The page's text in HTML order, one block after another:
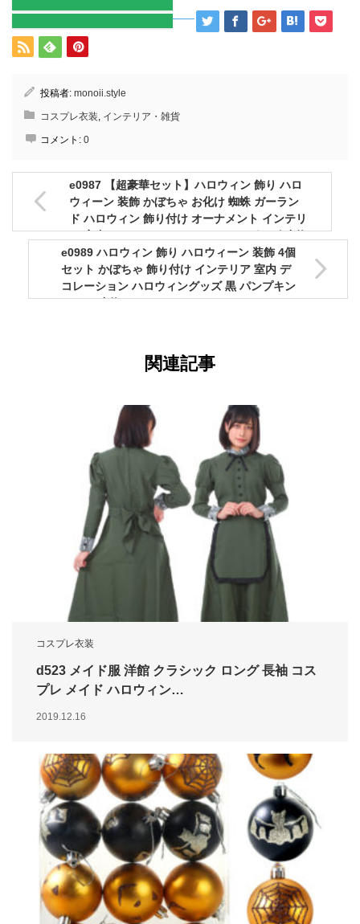
投稿者: monoii.style
コスプレ衣装, インテリア・雑貨
コメント: 0
e0987 【超豪華セット】ハロウィン 飾り ハロ
ウィーン 装飾 かぼちゃ お化け 蜘蛛 ガーラン
ド ハロウィン 飾り付け オーナメント インテリ
ア 室内 デコレーション ハロウィングッズ 小物
パーティー 可愛い
e0989 ハロウィン 飾り ハロウィーン 装飾 4個
セット かぼちゃ 飾り付け インテリア 室内 デ
コレーション ハロウィングッズ 黒 パンプキン
ホラー 小物 パーティー おしゃれ
関連記事
コスプレ衣装
d523 メイド服 洋館 クラシック ロング 長袖 コス
プレ メイド ハロウィン…
2019.12.16